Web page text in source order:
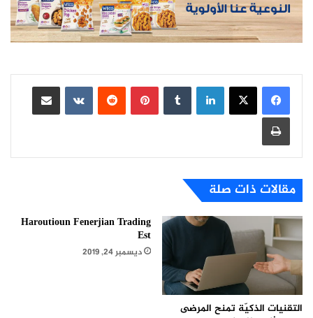
لينكدإن بينتيريست
مشاركة عبر البريد
طباعة
مقالات ذات صلة
التقنيات الذكيّة تمنح المرضى
Haroutioun Fenerjian Trading
Est
ديسمبر 24, 2019